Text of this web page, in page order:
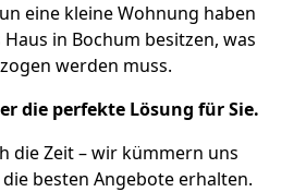
eine kleine Wohnung haben
in Bochum besitzen, was
werden muss.
die perfekte Lösung für Sie.
die Zeit – wir kümmern uns
besten Angebote erhalten.